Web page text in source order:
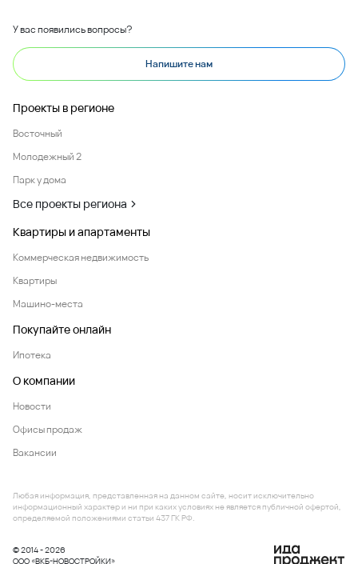
У вас появились вопросы?
Напишите нам
Проекты в регионе
Восточный
Молодежный 2
Парк у дома
Все проекты региона
Квартиры и апартаменты
Коммерческая недвижимость
Квартиры
Машино-места
Покупайте онлайн
Ипотека
О компании
Новости
Офисы продаж
Вакансии
© 2014 - 2026
ООО «ВКБ-НОВОСТРОЙКИ»
Любая информация, представленная на данном сайте, носит исключительно
информационный характер и ни при каких условиях не является публичной офертой,
определяемой положениями статьи 437 ГК РФ.